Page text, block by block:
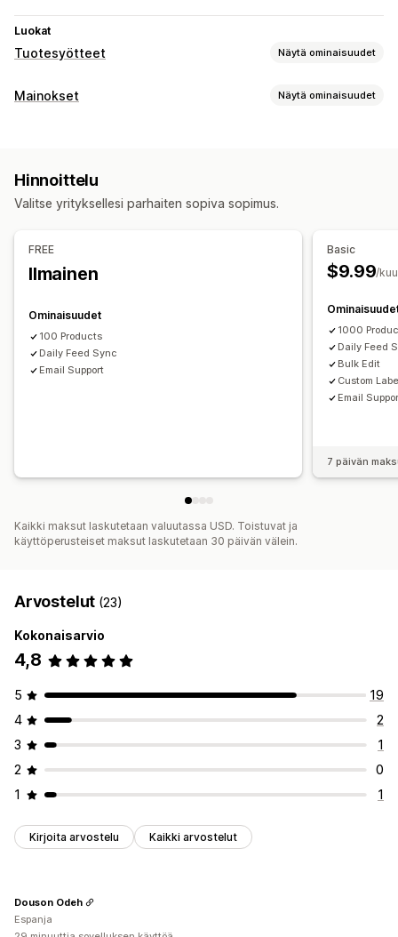
Luokat
Tuotesyötteet Näytä ominaisuudet
Syötteen mukauttaminen
Syötteen hallinnointi
Reaaliaikaiset päivitykset
Virheen validointi
Syötteen optimointi
Mainokset Näytä ominaisuudet
Tehokkuuden analytiikka
Dashboardit
UTM-attribuutio
Hinnoittelu
Valitse yrityksellesi parhaiten sopiva sopimus.
FREE
Ilmainen
Ominaisuudet
100 Products
Daily Feed Sync
Email Support
Basic
$9.99/
1000
Daily Feed
Bulk Edit
Custom
Email
7 päivän
Kaikki maksut laskutetaan valuutassa USD. Toistuvat ja
käyttöperusteiset maksut laskutetaan 30 päivän välein.
Arvostelut (23)
Kokonaisarvio
4,8
5
19
4
2
3
1
2
0
1
1
Kirjoita arvostelu Kaikki arvostelut
Douson Odeh
Espanja